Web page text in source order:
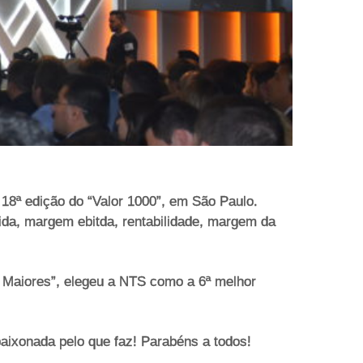
edição do “Valor 1000”, em São Paulo.
margem ebitda, rentabilidade, margem da
elegeu a NTS como a 6ª melhor
pelo que faz! Parabéns a todos!